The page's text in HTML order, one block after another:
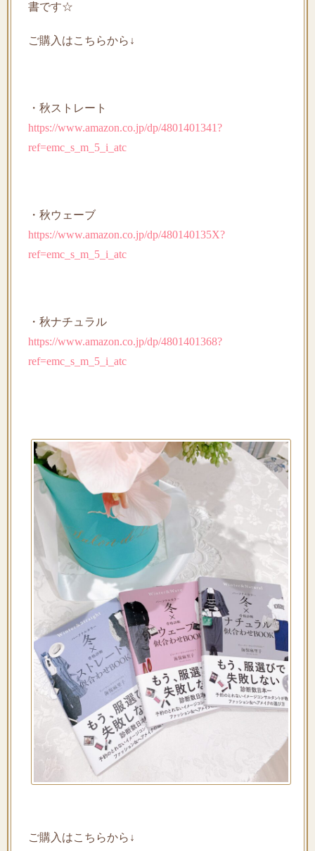
書です☆
ご購入はこちらから↓
・秋ストレート
https://www.amazon.co.jp/dp/4801401341?
ref=emc_s_m_5_i_atc
・秋ウェーブ
https://www.amazon.co.jp/dp/480140135X?
ref=emc_s_m_5_i_atc
・秋ナチュラル
https://www.amazon.co.jp/dp/4801401368?
ref=emc_s_m_5_i_atc
ご購入はこちらから↓